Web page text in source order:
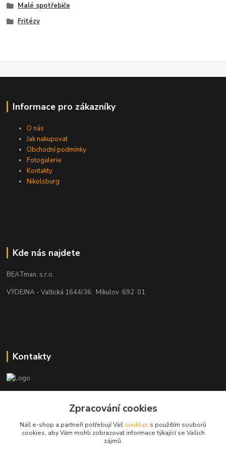
Malé spotřebiče
Fritézy
Informace pro zákazníky
O nás
Jak nakupovat
Obchodní podmínky
Fotogalerie
Kontakty
Nikolsburg
Kde nás najdete
BEATman, s.r.o.
VÝDEJNA - Valtická 1644/36, Mikulov 692 01
Kontakty
elektro@beatman.cz
Zpracování cookies
Náš e-shop a partneři potřebují Váš souhlas s použitím souborů
cookies, aby Vám mohli zobrazovat informace týkající se Vašich
zájmů.